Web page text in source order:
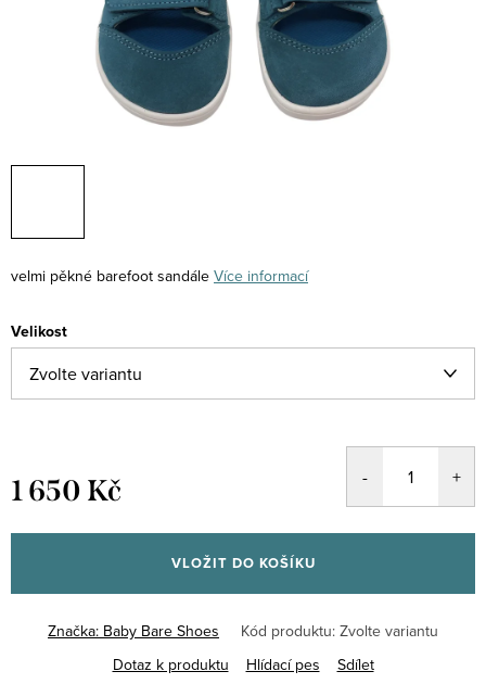
velmi pěkné barefoot sandále Více informací
Velikost
1 650 Kč
cena:
VLOŽIT DO KOŠÍKU
Značka: Baby Bare Shoes Kód produktu: Zvolte variantu
Dotaz k produktu
Hlídací pes Sdílet